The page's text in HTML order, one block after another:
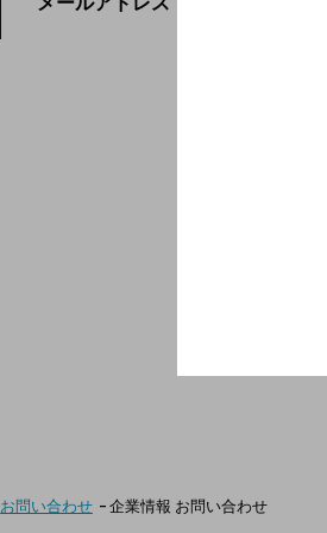
お問い合わせ 企業情報 お問い合わせ